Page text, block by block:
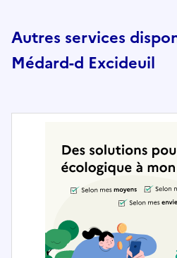
Autres services
Médard-d Excideuil